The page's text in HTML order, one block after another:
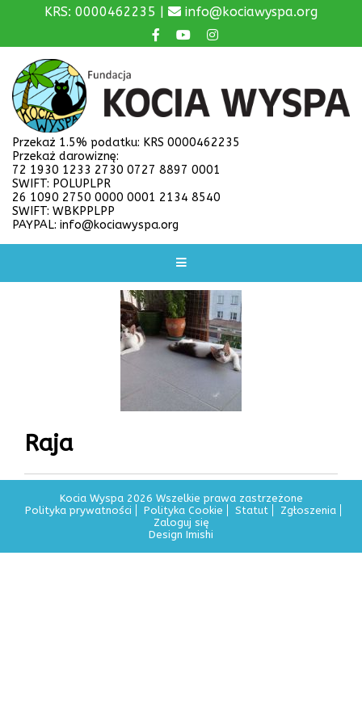
KRS: 0000462235 | info@kociawyspa.org
Przekaż 1.5% podatku: KRS 0000462235
Przekaż darowiznę:
72 1930 1233 2730 0727 8897 0001
SWIFT: POLUPLPR
26 1090 2750 0000 0001 2134 8540
SWIFT: WBKPPLPP
PAYPAL: info@kociawyspa.org
Raja
Kocia Wyspa 2026 Wszelkie prawa zastrzeżone
Polityka prywatności
Polityka Cookie Statut
Zgłoszenia
Zaloguj się
Design Imishi